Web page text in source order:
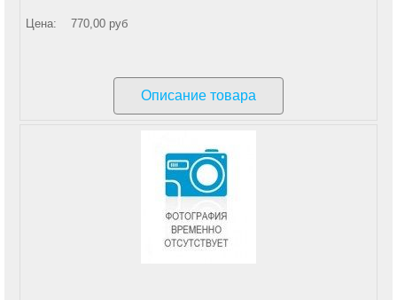
Цена: 770,00 руб
Описание товара